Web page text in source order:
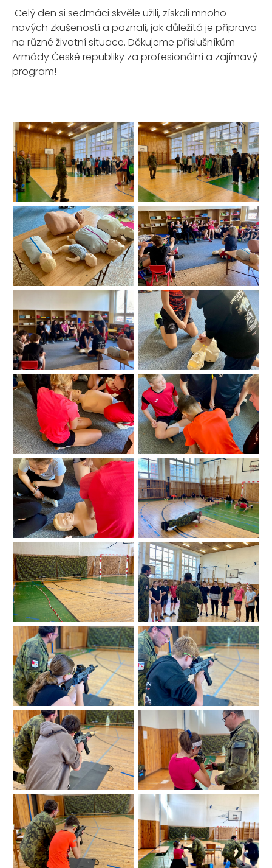
Celý den si sedmáci skvěle užili, získali mnoho
nových zkušeností a poznali, jak důležitá je příprava
na různé životní situace. Děkujeme příslušníkům
Armády České republiky za profesionální a zajímavý
program!